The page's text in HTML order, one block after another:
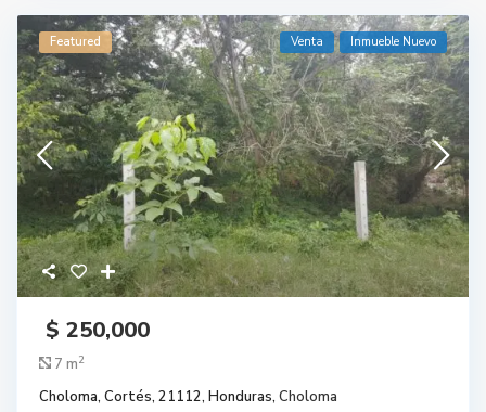
Featured Venta Inmueble Nuevo
$ 250,000
7 m2
Choloma, Cortés, 21112, Honduras, Choloma